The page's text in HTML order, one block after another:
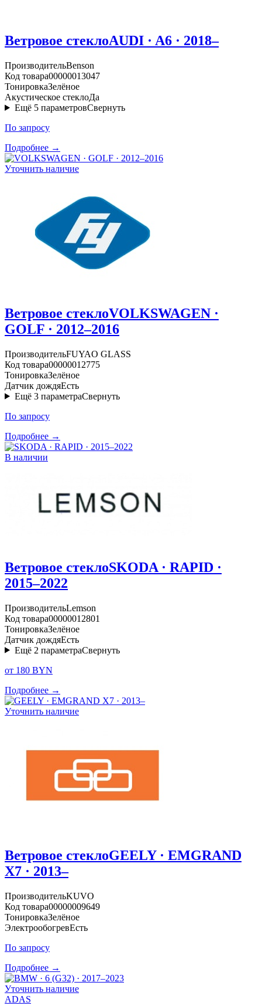
Ветровое стеклоAUDI · A6 · 2018–
ПроизводительBenson
Код товара00000013047
ТонировкаЗелёное
Акустическое стеклоДа
Ещё 5 параметровСвернуть
По запросу
Подробнее →
Уточнить наличие
Ветровое стеклоVOLKSWAGEN ·
GOLF · 2012–2016
ПроизводительFUYAO GLASS
Код товара00000012775
ТонировкаЗелёное
Датчик дождяЕсть
Ещё 3 параметраСвернуть
По запросу
Подробнее →
В наличии
Ветровое стеклоSKODA · RAPID ·
2015–2022
ПроизводительLemson
Код товара00000012801
ТонировкаЗелёное
Датчик дождяЕсть
Ещё 2 параметраСвернуть
от 180 BYN
Подробнее →
Уточнить наличие
Ветровое стеклоGEELY · EMGRAND
X7 · 2013–
ПроизводительKUVO
Код товара00000009649
ТонировкаЗелёное
ЭлектрообогревЕсть
По запросу
Подробнее →
Уточнить наличие
ADAS